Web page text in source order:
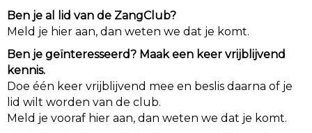
Ben je al lid van de ZangClub?
Meld je hier aan, dan weten we dat je komt.
Ben je geïnteresseerd? Maak een keer vrijblijvend
kennis.
Doe één keer vrijblijvend mee en beslis daarna of je
lid wilt worden van de club.
Meld je vooraf hier aan, dan weten we dat je komt.